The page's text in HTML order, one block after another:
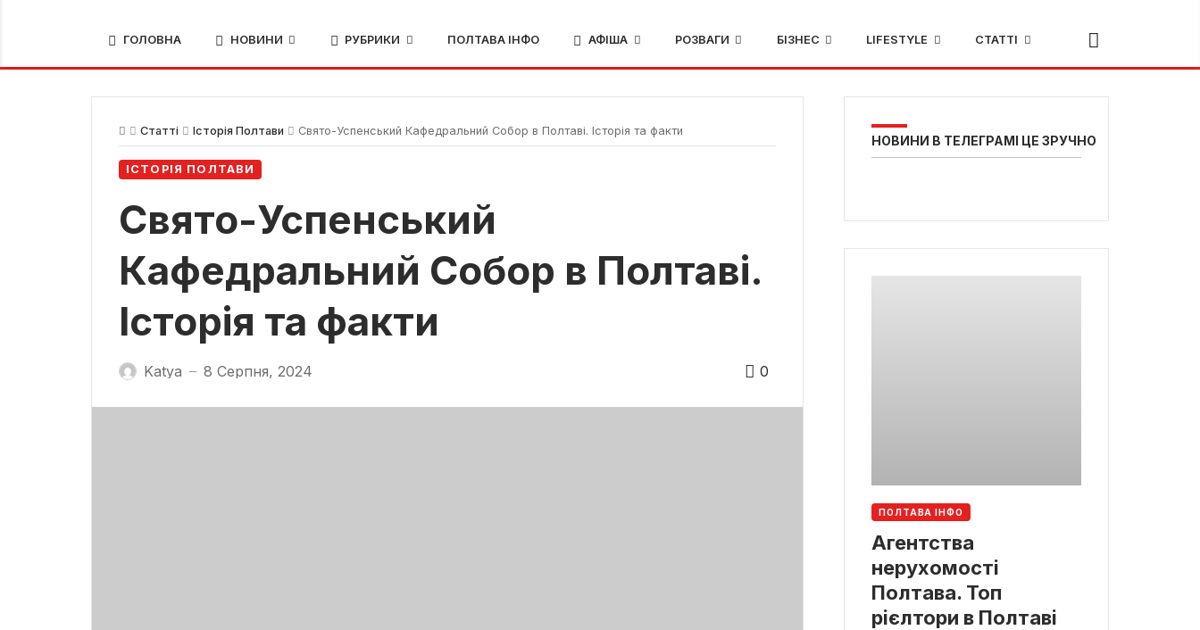
ГОЛОВНА НОВИНИ РУБРИКИ ПОЛТАВА ІНФО АФІША РОЗВАГИ БІЗНЕС LIFESTYLE СТАТТІ
Статті Історія Полтави Свято-Успенський Кафедральний Собор в Полтаві. Історія та факти
ІСТОРІЯ ПОЛТАВИ
Свято-Успенський
Кафедральний Собор в Полтаві.
Історія та факти
Katya — 8 Серпня, 2024 0
НОВИНИ В ТЕЛЕГРАМІ ЦЕ ЗРУЧНО
ПОЛТАВА ІНФО
Агентства
нерухомості
Полтава. Топ
рієлтори в Полтаві